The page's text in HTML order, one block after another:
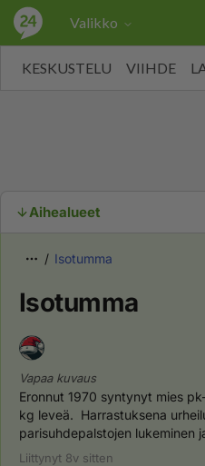
Valikko
KESKUSTELU VIIHDE
Aihealueet
Isotumma
Isotumma
Vapaa kuvaus
Eronnut 1970 syntynyt mies
kg leveä.  Harrastuksena
parisuhdepalstojen lukeminen
Liittynyt 8v sitten